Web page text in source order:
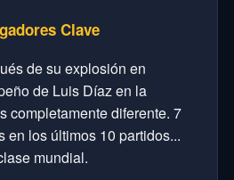
Clave
de su explosión en
de Luis Díaz en la
completamente diferente. 7
en los últimos 10 partidos...
mundial.